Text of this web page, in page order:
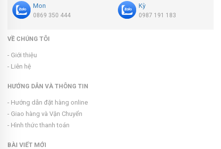
Mon
0869 350 444
Kỳ
0987 191 183
VỀ CHÚNG TÔI
- Giới thiệu
- Liên hệ
HƯỚNG DẪN VÀ THÔNG TIN
- Hướng dẫn đặt hàng online
- Giao hàng và Vận Chuyển
- Hình thức thanh toán
BÀI VIẾT MỚI